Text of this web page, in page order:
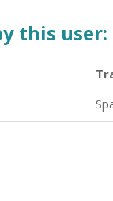
this user: